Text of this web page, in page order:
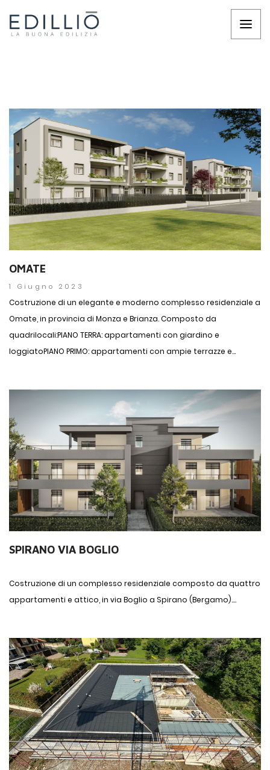
OMATE
1 Giugno 2023
Costruzione di un elegante e moderno complesso residenziale a
Omate, in provincia di Monza e Brianza. Composto da
quadrilocali:PIANO TERRA: appartamenti con giardino e
loggiatoPIANO PRIMO: appartamenti con ampie terrazze e...
SPIRANO VIA BOGLIO
Costruzione di un complesso residenziale composto da quattro
appartamenti e attico, in via Boglio a Spirano (Bergamo)....